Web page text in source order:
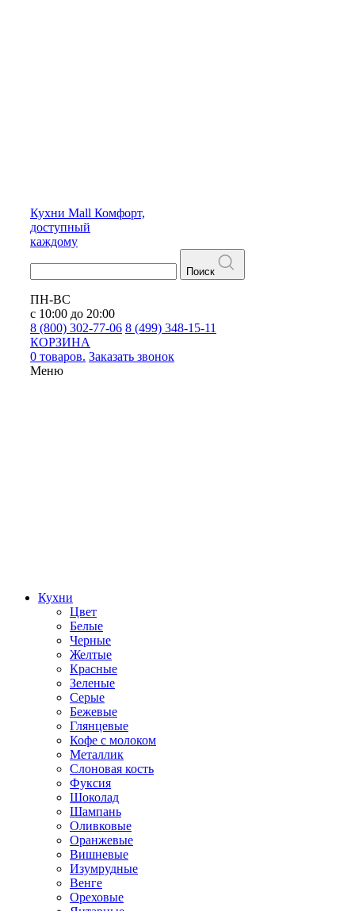
Кухни Mall Комфорт,
доступный
каждому
Поиск
ПН-ВС
с 10:00 до 20:00
8 (800) 302-77-06 8 (499) 348-15-11
КОРЗИНА
0 товаров. Заказать звонок
Меню
Кухни
Цвет
Белые
Черные
Желтые
Красные
Зеленые
Серые
Бежевые
Глянцевые
Кофе с молоком
Металлик
Слоновая кость
Фуксия
Шоколад
Шампань
Оливковые
Оранжевые
Вишневые
Изумрудные
Венге
Ореховые